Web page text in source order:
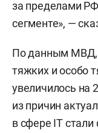
за пределами
сегменте», —
По данным МВД,
тяжких и особо
увеличилось на
из причин
в сфере IT